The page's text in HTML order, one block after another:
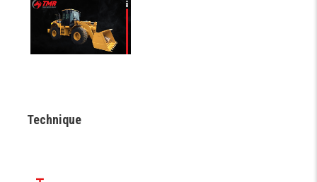
Technique